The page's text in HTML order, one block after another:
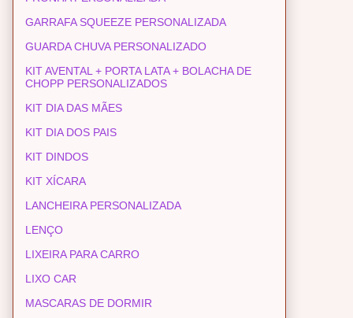
GARRAFA SQUEEZE PERSONALIZADA
GUARDA CHUVA PERSONALIZADO
KIT AVENTAL + PORTA LATA + BOLACHA DE
CHOPP PERSONALIZADOS
KIT DIA DAS MÃES
KIT DIA DOS PAIS
KIT DINDOS
KIT XÍCARA
LANCHEIRA PERSONALIZADA
LENÇO
LIXEIRA PARA CARRO
LIXO CAR
MASCARAS DE DORMIR